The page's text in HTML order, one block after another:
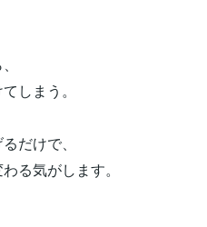
しまう。
だけで、
る気がします。